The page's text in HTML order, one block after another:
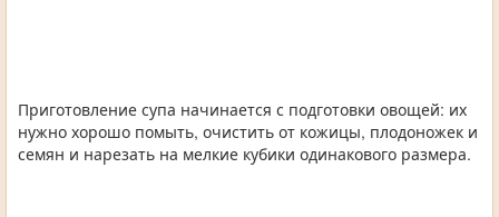
Приготовление супа начинается с подготовки овощей: их
нужно хорошо помыть, очистить от кожицы, плодоножек и
семян и нарезать на мелкие кубики одинакового размера.